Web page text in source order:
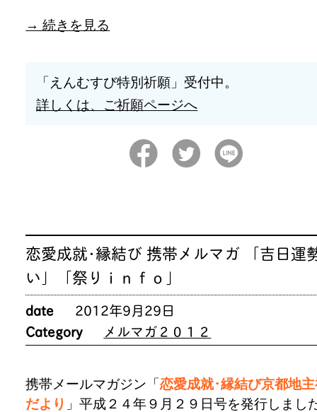
→ 続きを見る
「えんむすび特別祈願」受付中。
詳しくは、ご祈願ページへ
恋愛成就･縁結び 携帯メルマガ 「吉日運
い」「祭りｉｎｆｏ」
date
2012年9月29日
Category
メルマガ２０１２
携帯メールマガジン「恋愛成就･縁結び京都地
だより 」平成２４年９月２９日号を発行しまし